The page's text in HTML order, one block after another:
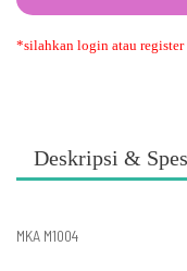
*silahkan login atau
Deskripsi &
MKA M1004